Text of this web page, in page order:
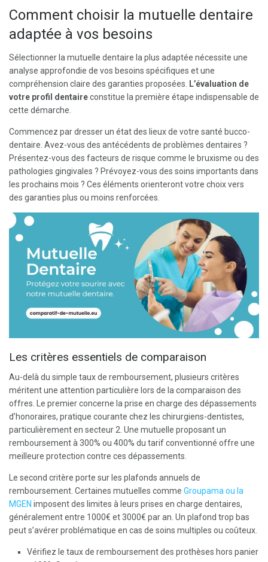
Comment choisir la mutuelle dentaire
adaptée à vos besoins
Sélectionner la mutuelle dentaire la plus adaptée nécessite une
analyse approfondie de vos besoins spécifiques et une
compréhension claire des garanties proposées. L’évaluation de
votre profil dentaireconstitue la première étape indispensable de
cette démarche.
Commencez par dresser un état des lieux de votre santé bucco-
dentaire. Avez-vous des antécédents de problèmes dentaires ?
Présentez-vous des facteurs de risque comme le bruxisme ou des
pathologies gingivales ? Prévoyez-vous des soins importants dans
les prochains mois ? Ces éléments orienteront votre choix vers
des garanties plus ou moins renforcées.
Les critères essentiels de comparaison
Au-delà du simple taux de remboursement, plusieurs critères
méritent une attention particulière lors de la comparaison des
offres. Le premier concerne la prise en charge des dépassements
d’honoraires, pratique courante chez les chirurgiens-dentistes,
particulièrement en secteur 2. Une mutuelle proposant un
remboursement à 300% ou 400% du tarif conventionné offre une
meilleure protection contre ces dépassements.
Le second critère porte sur les plafonds annuels de
remboursement. Certaines mutuelles comme Groupama ou la
MGEN imposent des limites à leurs prises en charge dentaires,
généralement entre 1000€ et 3000€ par an. Un plafond trop bas
peut s’avérer problématique en cas de soins multiples ou coûteux.
Vérifiez le taux de remboursement des prothèses hors panier